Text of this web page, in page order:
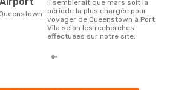
Il semblerait que mars soit la
période la plus chargée pour
voyager de Queenstown à Port
Vila selon les recherches
effectuées sur notre site.